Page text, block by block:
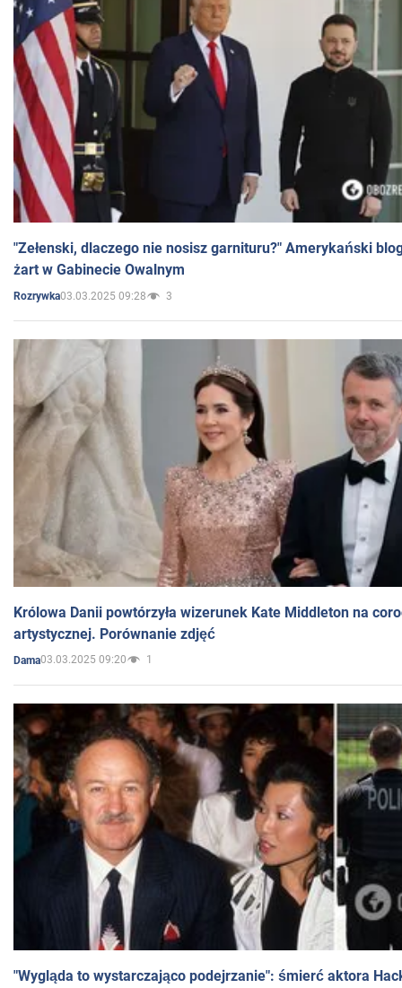
"Zełenski, dlaczego nie nosisz garnituru?" Amerykański
żart w Gabinecie Owalnym
Rozrywka03.03.2025 09:28 3
Królowa Danii powtórzyła wizerunek Kate Middleton na
artystycznej. Porównanie zdjęć
Dama03.03.2025 09:20 1
"Wygląda to wystarczająco podejrzanie": śmierć aktora